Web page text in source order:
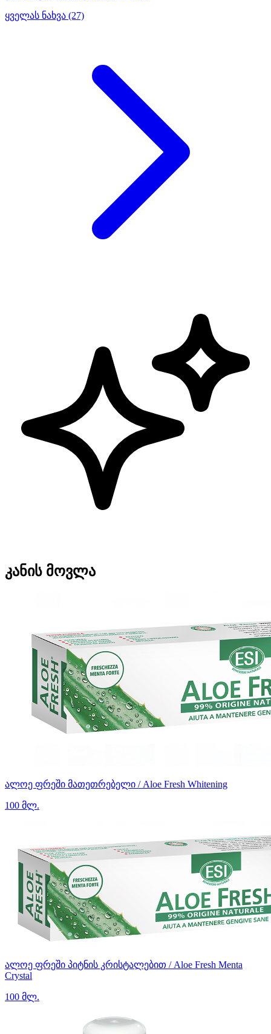
ყველას ნახვა (27)
კანის მოვლა
ალოე ფრეში მათეთრებელი / Aloe Fresh Whitening
100 მლ.
ალოე ფრეში პიტნის კრისტალებით / Aloe Fresh Menta
Crystal
100 მლ.